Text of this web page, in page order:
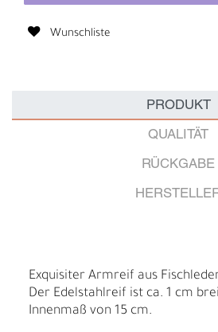
Wunschliste
PRODUKT
QUALITÄT
RÜCKGABE
Exquisiter Armreif aus
Der Edelstahlreif ist ca. 1 cm
Innenmaß von 15 cm.